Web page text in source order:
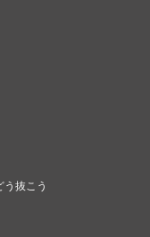
抜こう